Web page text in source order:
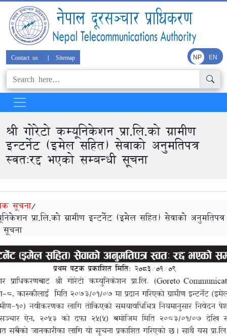
Contact us | Sitemap NP EN
श्री गोरेटो कम्यूनिकेशन प्रा.लि.को ग्रामीण
इन्टर्नेट (इमेल सहित) सेवाको अनुमतिपत्र
स्वतःरद्द भएको सम्बन्धी सूचना
सूचना/
प्रा.लि.को ग्रामीण इन्टर्नेट (इमेल सहित) सेवाको अनुमतिपत्र
सूचना